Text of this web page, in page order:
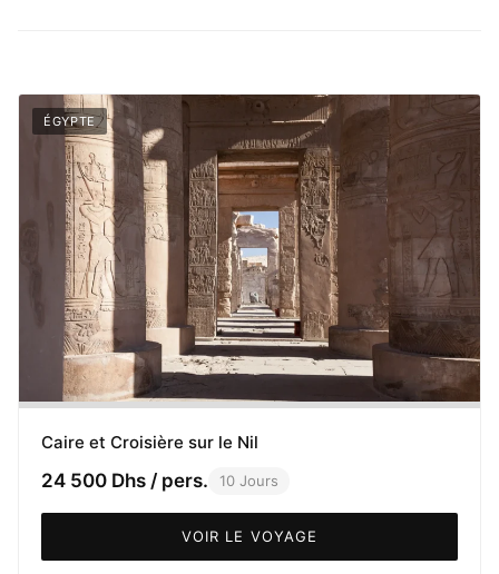
ÉGYPTE
Caire et Croisière sur le Nil
24 500 Dhs / pers. 10 Jours
VOIR LE VOYAGE